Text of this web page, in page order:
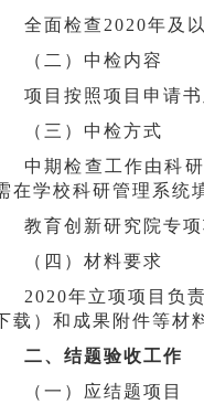
全面检查2020年及
（二）中检内容
项目按照项目申请
（三）中检方式
中期检查工作由科
在学校科研管理系统
教育创新研究院专
（四）材料要求
2020年立项项目负
载） 和成果附件等材
二、结题验收工作
（一）应结题项目